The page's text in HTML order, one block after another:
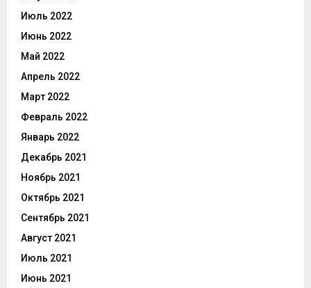
Июль 2022
Июнь 2022
Май 2022
Апрель 2022
Март 2022
Февраль 2022
Январь 2022
Декабрь 2021
Ноябрь 2021
Октябрь 2021
Сентябрь 2021
Август 2021
Июль 2021
Июнь 2021